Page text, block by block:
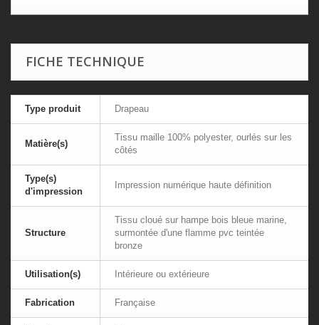
FICHE TECHNIQUE
Type produit Drapeau
Matière(s)
Tissu maille 100% polyester, ourlés sur les
côtés
Type(s)
d'impression
Impression numérique haute définition
Structure
Tissu cloué sur hampe bois bleue marine,
surmontée d'une flamme pvc teintée
bronze
Utilisation(s) Intérieure ou extérieure
Fabrication Française